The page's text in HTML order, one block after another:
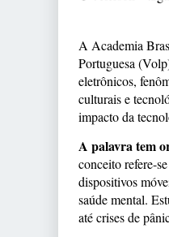
A Academia
Portuguesa
eletrônicos,
culturais e
impacto da
A palavra tem
conceito refere-
dispositivos
saúde mental.
até crises de